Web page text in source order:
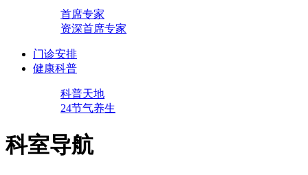
首席专家
资深首席专家
门诊安排
健康科普
科普天地
24节气养生
科室导航